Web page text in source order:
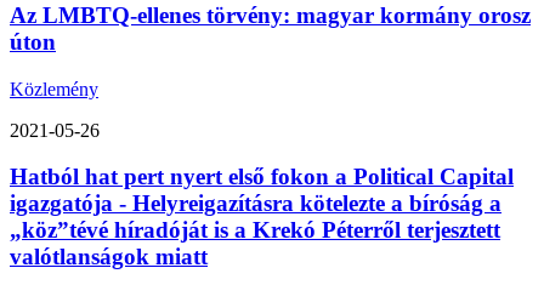
Az LMBTQ-ellenes törvény: magyar kormány orosz
úton
Közlemény
2021-05-26
Hatból hat pert nyert első fokon a Political Capital
igazgatója - Helyreigazításra kötelezte a bíróság a
„köz”tévé híradóját is a Krekó Péterről terjesztett
valótlanságok miatt